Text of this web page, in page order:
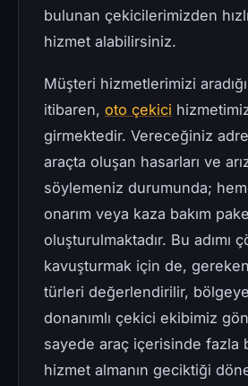
bulunan çekicilerimizden
hizmet alabilirsiniz.
Müşteri hizmetlerimizi
itibaren, oto çekici
girmektedir. Vereceğiniz
araçta oluşan hasarları ve
söylemeniz durumunda;
onarım veya kaza bakım
oluşturulmaktadır. Bu adımı
kavuşturmak için de,
türleri değerlendirilir,
donanımlı çekici ekibimiz
sayede araç içerisinde fazla
hizmet almanın geciktiği